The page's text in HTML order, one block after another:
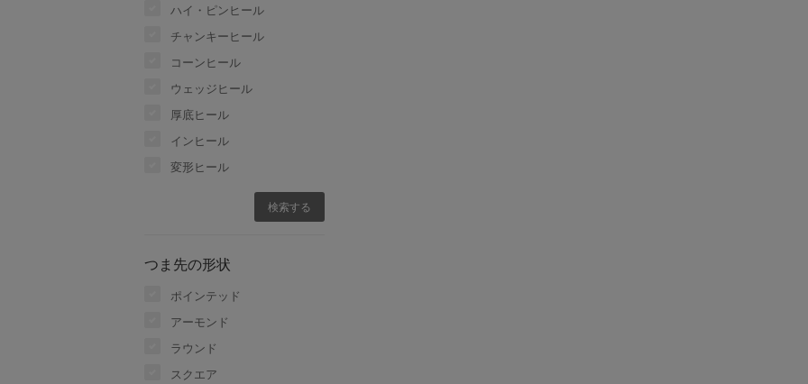
ハイ・ピンヒール
チャンキーヒール
コーンヒール
ウェッジヒール
厚底ヒール
インヒール
変形ヒール
つま先の形状
ポインテッド
アーモンド
ラウンド
スクエア